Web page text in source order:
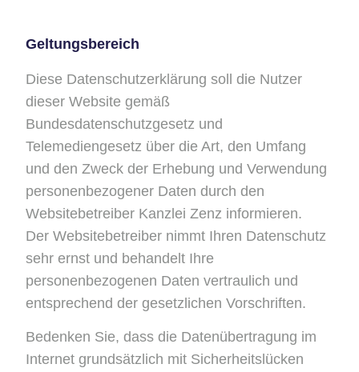
Geltungsbereich
Diese Datenschutzerklärung soll die Nutzer
dieser Website gemäß
Bundesdatenschutzgesetz und
Telemediengesetz über die Art, den Umfang
und den Zweck der Erhebung und Verwendung
personenbezogener Daten durch den
Websitebetreiber Kanzlei Zenz informieren.
Der Websitebetreiber nimmt Ihren Datenschutz
sehr ernst und behandelt Ihre
personenbezogenen Daten vertraulich und
entsprechend der gesetzlichen Vorschriften.
Bedenken Sie, dass die Datenübertragung im
Internet grundsätzlich mit Sicherheitslücken